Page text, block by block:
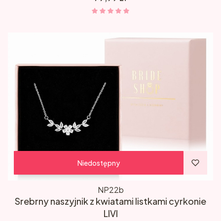
Niedostępny
NP22b
Srebrny naszyjnik z kwiatami listkami cyrkonie
LIVI